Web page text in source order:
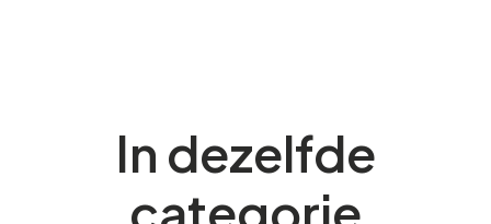
In dezelfde
categorie